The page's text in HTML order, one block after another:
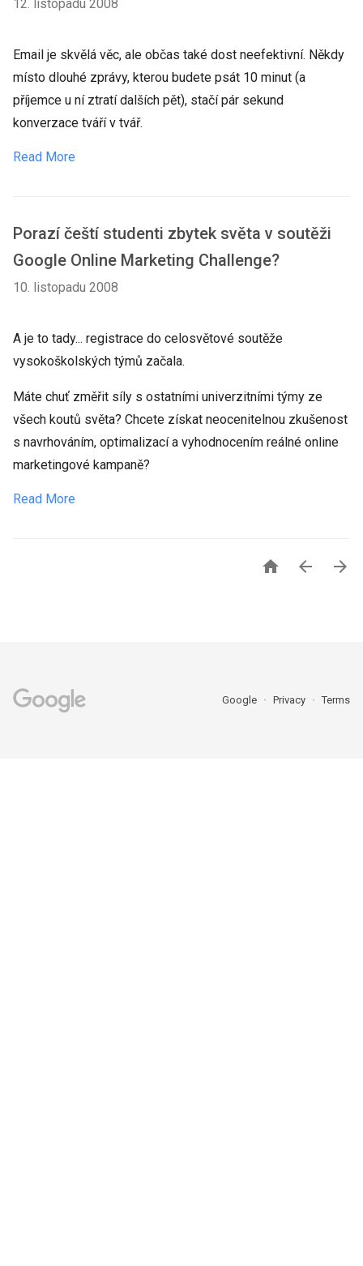
12. listopadu 2008
Email je skvělá věc, ale občas také dost neefektivní. Někdy
místo dlouhé zprávy, kterou budete psát 10 minut (a
příjemce u ní ztratí dalších pět), stačí pár sekund
konverzace tváří v tvář.
Read More
Porazí čeští studenti zbytek světa v soutěži
Google Online Marketing Challenge?
10. listopadu 2008
A je to tady... registrace do celosvětové soutěže
vysokoškolských týmů začala.
Máte chuť změřit síly s ostatními univerzitními týmy ze
všech koutů světa? Chcete získat neocenitelnou zkušenost
s navrhováním, optimalizací a vyhodnocením reálné online
marketingové kampaně?
Read More
  
Google Privacy Terms